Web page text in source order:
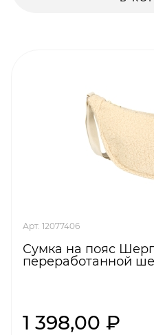
Арт. 12077406
Сумка на пояс
переработанной
1 398,00 ₽